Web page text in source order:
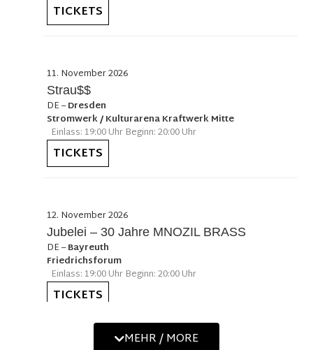
TICKETS
11. November 2026
Strau$$
DE–Dresden
Stromwerk / Kulturarena Kraftwerk Mitte
Einlass: 19:00 Uhr Beginn: 20:00 Uhr
TICKETS
12. November 2026
Jubelei – 30 Jahre MNOZIL BRASS
DE–Bayreuth
Friedrichsforum
Einlass: 19:00 Uhr Beginn: 20:00 Uhr
TICKETS
MEHR / MORE